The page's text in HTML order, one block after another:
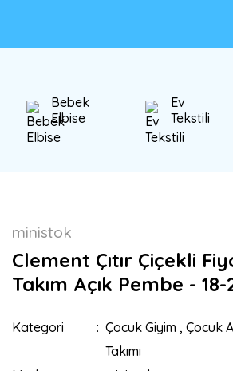
Bebek
Elbise
Ev
Tekstili
ministok
Clement Çıtır Çiçekli
Takım Açık Pembe -
Kategori Çocuk Giyim , Çocuk
Takımı